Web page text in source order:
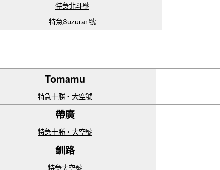
特急北斗號
特急Suzuran號
Tomamu
特急十勝・大空號
帶廣
特急十勝・大空號
釧路
特急大空號